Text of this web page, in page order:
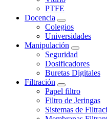
PTFE
Docencia
Colegios
Universidades
Manipulación
Seguridad
Dosificadores
Buretas Digitales
Filtración
Papel filtro
Filtro de Jeringas
Sistemas de